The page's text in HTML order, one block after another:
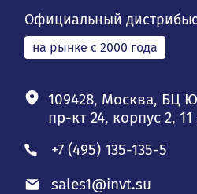
Официальный
на рынке с 2000 года
109428, Москва, БЦ
пр-кт 24, корпус 2,
+7 (495) 135-135-5
sales1@invt.su